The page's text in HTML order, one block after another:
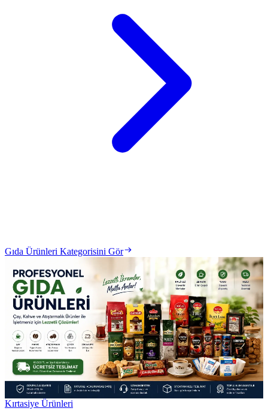
Gıda Ürünleri Kategorisini Gör
Kırtasiye Ürünleri